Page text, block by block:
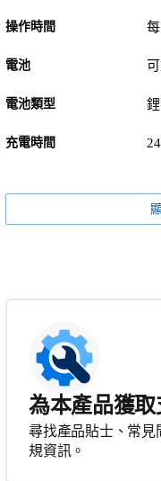
操作時間
電池
電池類型
充電時間
為本產品獲取
尋找產品貼士、常見
規資訊。